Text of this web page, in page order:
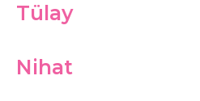
Tülay
Nihat